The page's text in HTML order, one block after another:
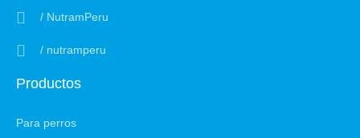
/ NutramPeru
/ nutramperu
Productos
Para perros